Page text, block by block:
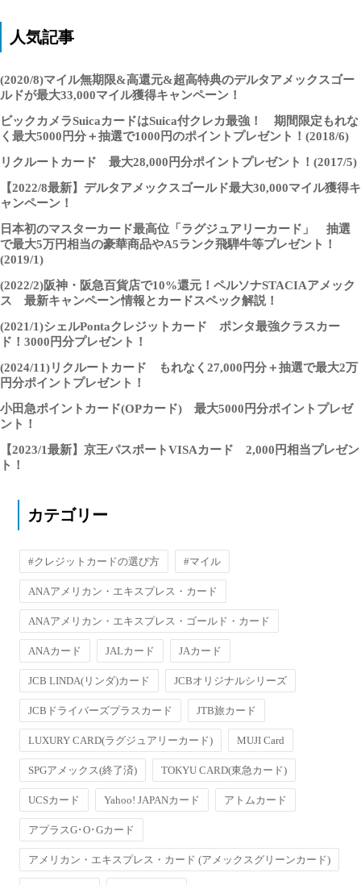
人気記事
(2020/8)マイル無期限&高還元&超高特典のデルタアメックスゴー
ルドが最大33,000マイル獲得キャンペーン！
ビックカメラSuicaカードはSuica付クレカ最強！ 期間限定もれな
く最大5000円分＋抽選で1000円のポイントプレゼント！(2018/6)
リクルートカード 最大28,000円分ポイントプレゼント！(2017/5)
【2022/8最新】デルタアメックスゴールド最大30,000マイル獲得キ
ャンペーン！
日本初のマスターカード最高位「ラグジュアリーカード」 抽選
で最大5万円相当の豪華商品やA5ランク飛騨牛等プレゼント！
(2019/1)
(2022/2)阪神・阪急百貨店で10%還元！ペルソナSTACIAアメック
ス 最新キャンペーン情報とカードスペック解説！
(2021/1)シェルPontaクレジットカード ポンタ最強クラスカー
ド！3000円分プレゼント！
(2024/11)リクルートカード もれなく27,000円分＋抽選で最大2万
円分ポイントプレゼント！
小田急ポイントカード(OPカード) 最大5000円分ポイントプレゼ
ント！
【2023/1最新】京王パスポートVISAカード 2,000円相当プレゼン
ト！
カテゴリー
#クレジットカードの選び方 #マイル
ANAアメリカン・エキスプレス・カード
ANAアメリカン・エキスプレス・ゴールド・カード
ANAカード JALカード JAカード
JCB LINDA(リンダ)カード JCBオリジナルシリーズ
JCBドライバーズプラスカード JTB旅カード
LUXURY CARD(ラグジュアリーカード) MUJI Card
SPGアメックス(終了済) TOKYU CARD(東急カード)
UCSカード Yahoo! JAPANカード アトムカード
アプラスG･O･Gカード
アメリカン・エキスプレス・カード (アメックスグリーンカード)